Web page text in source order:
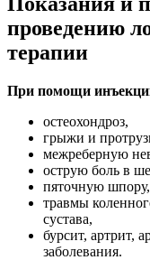
проведению
терапии
При помощи
остеохондроз,
грыжи и
межреберную
острую боль в
пяточную шпору,
травмы
сустава,
бурсит, артрит,
заболевания.